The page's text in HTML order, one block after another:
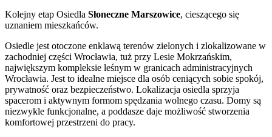
Kolejny etap Osiedla Słoneczne Marszowice, cieszącego się
uznaniem mieszkańców.
Osiedle jest otoczone enklawą terenów zielonych i zlokalizowane w
zachodniej części Wrocławia, tuż przy Lesie Mokrzańskim,
największym kompleksie leśnym w granicach administracyjnych
Wrocławia. Jest to idealne miejsce dla osób ceniących sobie spokój,
prywatność oraz bezpieczeństwo. Lokalizacja osiedla sprzyja
spacerom i aktywnym formom spędzania wolnego czasu. Domy są
niezwykle funkcjonalne, a poddasze daje możliwość stworzenia
komfortowej przestrzeni do pracy.